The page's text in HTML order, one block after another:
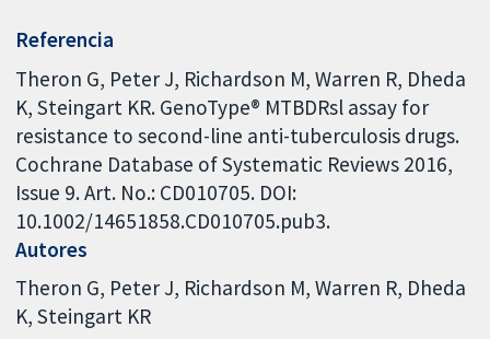
Referencia
Theron G, Peter J, Richardson M, Warren R, Dheda
K, Steingart KR. GenoType® MTBDRsl assay for
resistance to second-line anti-tuberculosis drugs.
Cochrane Database of Systematic Reviews 2016,
Issue 9. Art. No.: CD010705. DOI:
10.1002/14651858.CD010705.pub3.
Autores
Theron G Peter J Richardson M Warren R Dheda
K Steingart KR